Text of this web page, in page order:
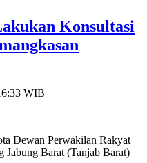
Konsultasi
WIB
Dewan Perwakilan Rakyat
Jabung Barat (Tanjab Barat)